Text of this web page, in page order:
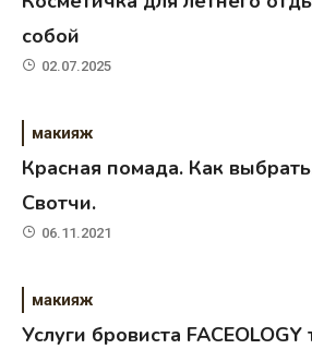
собой
02.07.2025
макияж
Красная помада. Как
Свотчи.
06.11.2021
макияж
Услуги бровиста